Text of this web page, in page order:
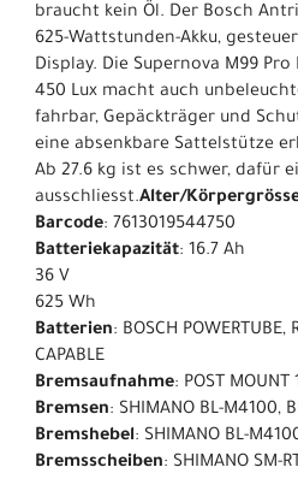
braucht kein Öl. Der Bosch
625-Wattstunden-Akku,
Display. Die Supernova M99
450 Lux macht auch
fahrbar, Gepäckträger und
eine absenkbare Sattelstütze
Ab 27.6 kg ist es schwer, dafür
ausschliesst.Alter/
Barcode: 7613019544750
Batteriekapazität: 16.7 Ah
36 V
625 Wh
Batterien: BOSCH POWERTUBE,
CAPABLE
Bremsaufnahme: POST
Bremsen: SHIMANO BL-M4100,
Bremshebel: SHIMANO BL-
Bremsscheiben: SHIMANO SM-